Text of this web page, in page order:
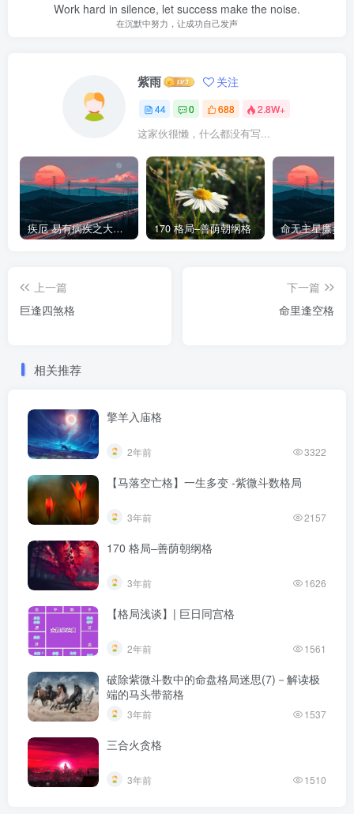
Work hard in silence, let success make the noise.
在沉默中努力，让成功自己发声
紫雨 关注
44 0 688 2.8W+
这家伙很懒，什么都没有写...
疾厄 易有病疾之大限及流年 170 格局–善荫朝纲格
上一篇
巨逢四煞格
下一篇
命里逢空格
相关推荐
擎羊入庙格
2年前 3322
【马落空亡格】一生多变 -紫微斗数格局
3年前 2157
170 格局–善荫朝纲格
3年前 1626
【格局浅谈】| 巨日同宫格
2年前 1561
破除紫微斗数中的命盘格局迷思(7)－解读极
端的马头带箭格
3年前 1537
三合火贪格
3年前 1510